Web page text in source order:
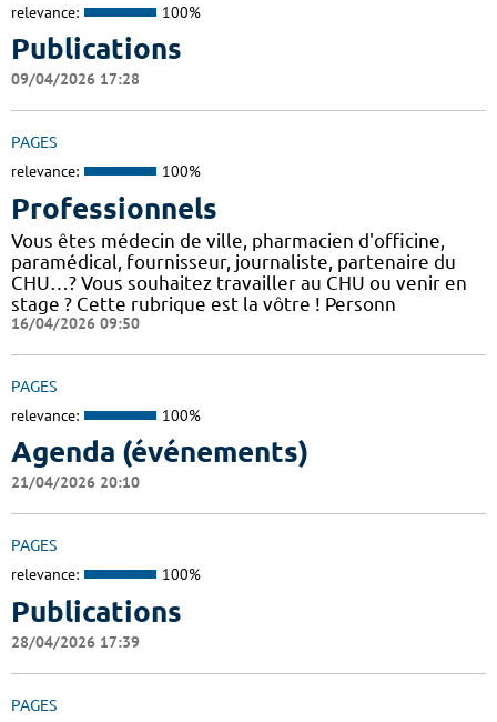
relevance: 100%
Publications
09/04/2026 17:28
PAGES
relevance: 100%
Professionnels
Vous êtes médecin de ville, pharmacien d'officine,
paramédical, fournisseur, journaliste, partenaire du
CHU…? Vous souhaitez travailler au CHU ou venir en
stage ? Cette rubrique est la vôtre ! Personn
16/04/2026 09:50
PAGES
relevance: 100%
Agenda (événements)
21/04/2026 20:10
PAGES
relevance: 100%
Publications
28/04/2026 17:39
PAGES